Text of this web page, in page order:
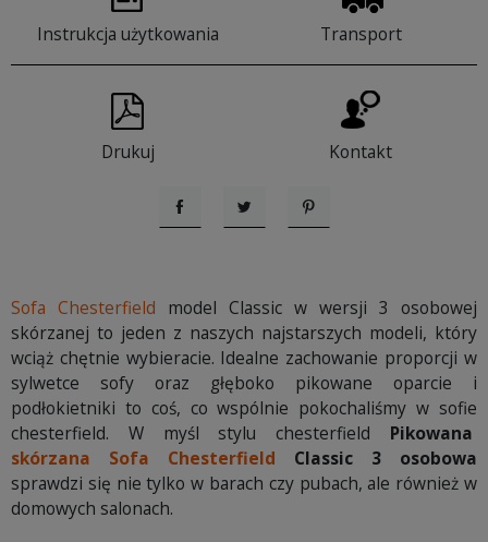
Instrukcja użytkowania Transport
Drukuj Kontakt
UdostępnijTweetujPinterest
Sofa Chesterfield model Classic w wersji 3 osobowej
skórzanej to jeden z naszych najstarszych modeli, który
wciąż chętnie wybieracie. Idealne zachowanie proporcji w
sylwetce sofy oraz głęboko pikowane oparcie i
podłokietniki to coś, co wspólnie pokochaliśmy w sofie
chesterfield. W myśl stylu chesterfield Pikowana
skórzana Sofa Chesterfield Classic 3 osobowa
sprawdzi się nie tylko w barach czy pubach, ale również w
domowych salonach.